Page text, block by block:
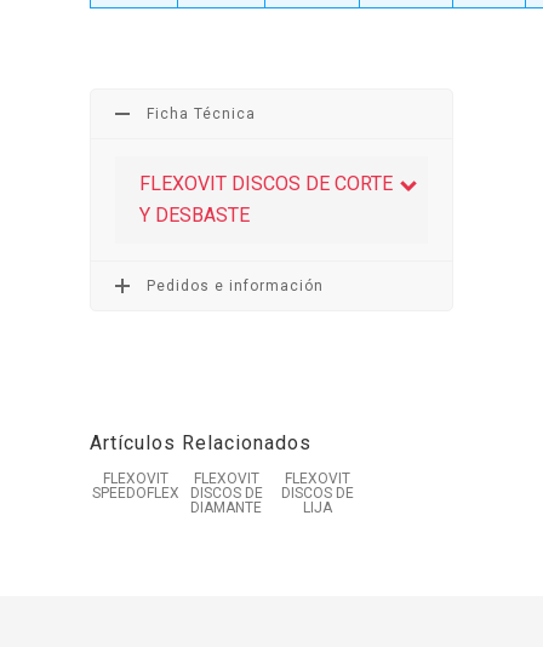
Ficha Técnica
FLEXOVIT DISCOS DE CORTE
Y DESBASTE
Pedidos e información
Artículos Relacionados
FLEXOVIT
SPEEDOFLEX
FLEXOVIT
DISCOS DE
DIAMANTE
FLEXOVIT
DISCOS DE
LIJA